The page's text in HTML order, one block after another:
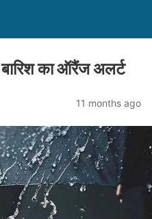
बारिश का ऑरैंज अलर्ट
11 months ago